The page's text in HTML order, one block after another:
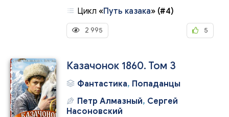
Цикл «Путь казака» (#4)
2 995 5
Казачонок 1860. Том 3
Фантастика, Попаданцы
Петр Алмазный, Сергей
Насоновский